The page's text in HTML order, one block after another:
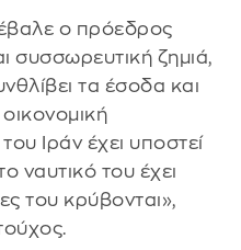
ο πρόεδρος
συσσωρευτική ζημιά,
τα έσοδα και
Ιράν έχει υποστεί
ναυτικό του έχει
του κρύβονται»,